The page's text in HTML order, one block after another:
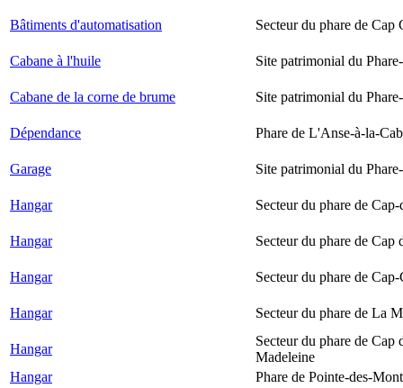
Bâtiments d'automatisation Secteur du phare de Cap
Cabane à l'huile Site patrimonial du
Cabane de la corne de brume Site patrimonial du
Dépendance Phare de L'Anse-à-la-
Garage Site patrimonial du
Hangar Secteur du phare de Cap-
Hangar Secteur du phare de Cap
Hangar Secteur du phare de Cap-
Hangar Secteur du phare de La
Hangar
Secteur du phare de Cap
Madeleine
Hangar
Phare de Pointe-des-